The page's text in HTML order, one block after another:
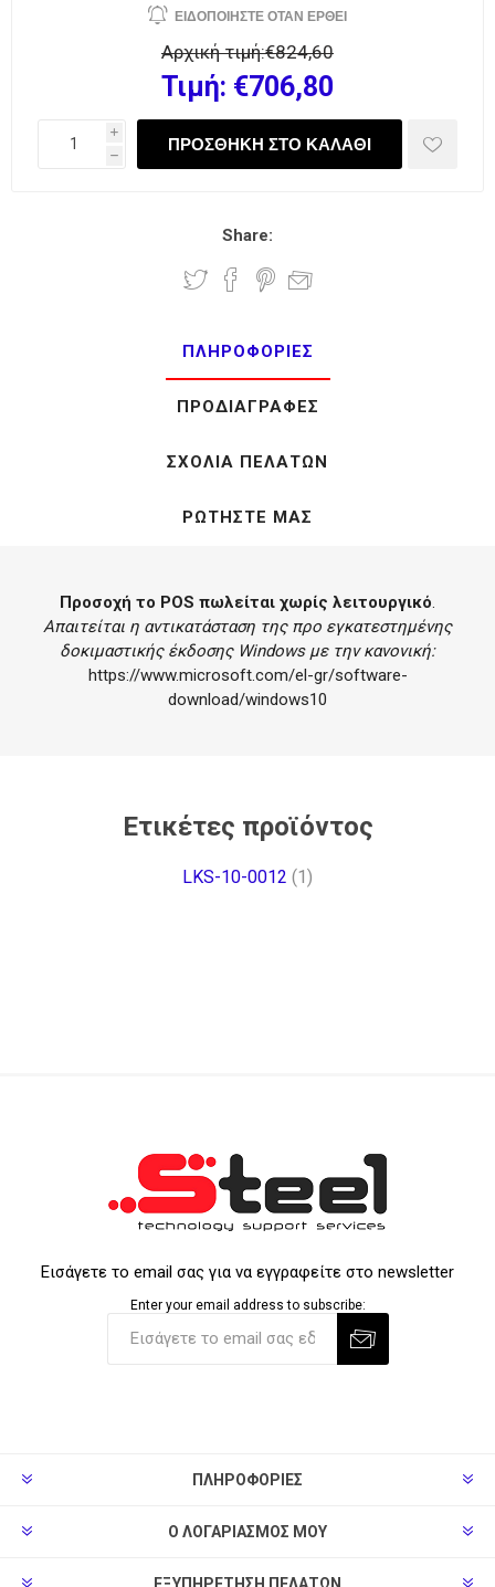
Αρχική τιμή:€824,60
Τιμή: €706,80
i
h
Share:
ΠΛΗΡΟΦΟΡΊΕΣ
ΠΡΟΔΙΑΓΡΑΦΈΣ
ΣΧΌΛΙΑ ΠΕΛΑΤΏΝ
ΡΩΤΉΣΤΕ ΜΑΣ
Προσοχή το POS πωλείται χωρίς λειτουργικό.
Απαιτείται η αντικατάσταση της προ εγκατεστημένης
δοκιμαστικής έκδοσης Windows με την κανονική:
https://www.microsoft.com/el-gr/software-
download/windows10
Ετικέτες προϊόντος
LKS-10-0012 (1)
Εισάγετε το email σας για να εγγραφείτε στο newsletter
Enter your email address to subscribe:
ΠΛΗΡΟΦΟΡΊΕΣ
Ο ΛΟΓΑΡΙΑΣΜΌΣ ΜΟΥ
ΕΞΥΠΗΡΈΤΗΣΗ ΠΕΛΑΤΏΝ